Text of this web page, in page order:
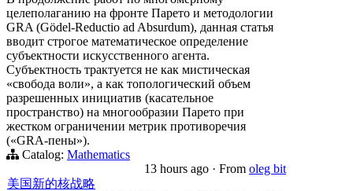
целеполаганию на фронте Парето и методологии
GRA (Gödel-Reductio ad Absurdum), данная статья
вводит строгое математическое определение
субъектности искусственного агента.
Субъектность трактуется не как мистическая
«свобода воли», а как топологический объем
разрешенных инициатив (касательное
пространство) на многообразии Парето при
жестком ограничении метрик противоречия
(«GRA-пены»).
Catalog: Mathematics
13 hours ago · From oleg bit
美国新的核战略